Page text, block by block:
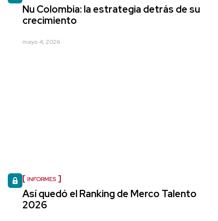
Nu Colombia: la estrategia detrás de su
crecimiento
mayo 4, 2026
INFORMES
Así quedó el Ranking de Merco Talento
2026